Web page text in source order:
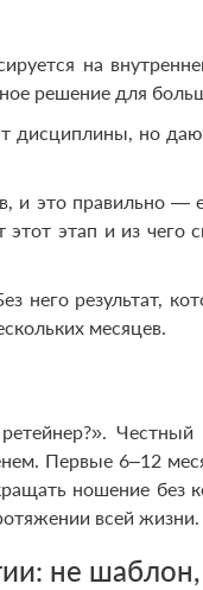
на
решение для
дисциплины, но
и это правильно —
этот этап и из чего
него результат,
месяцев.
Честный
Первые 6–12
ношение без
всей жизни.
не шаблон,